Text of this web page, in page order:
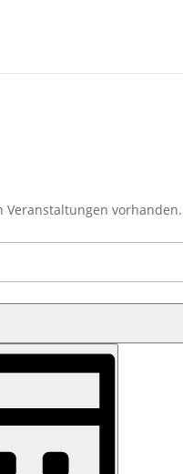
Veranstaltungen vorhanden.